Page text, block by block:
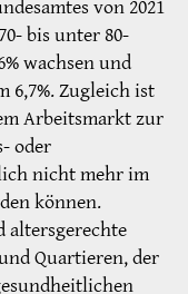
von 2021
bis unter 80-
wachsen und
6,7%. Zugleich ist
Arbeitsmarkt zur
oder
nicht mehr im
können.
altersgerechte
Quartieren, der